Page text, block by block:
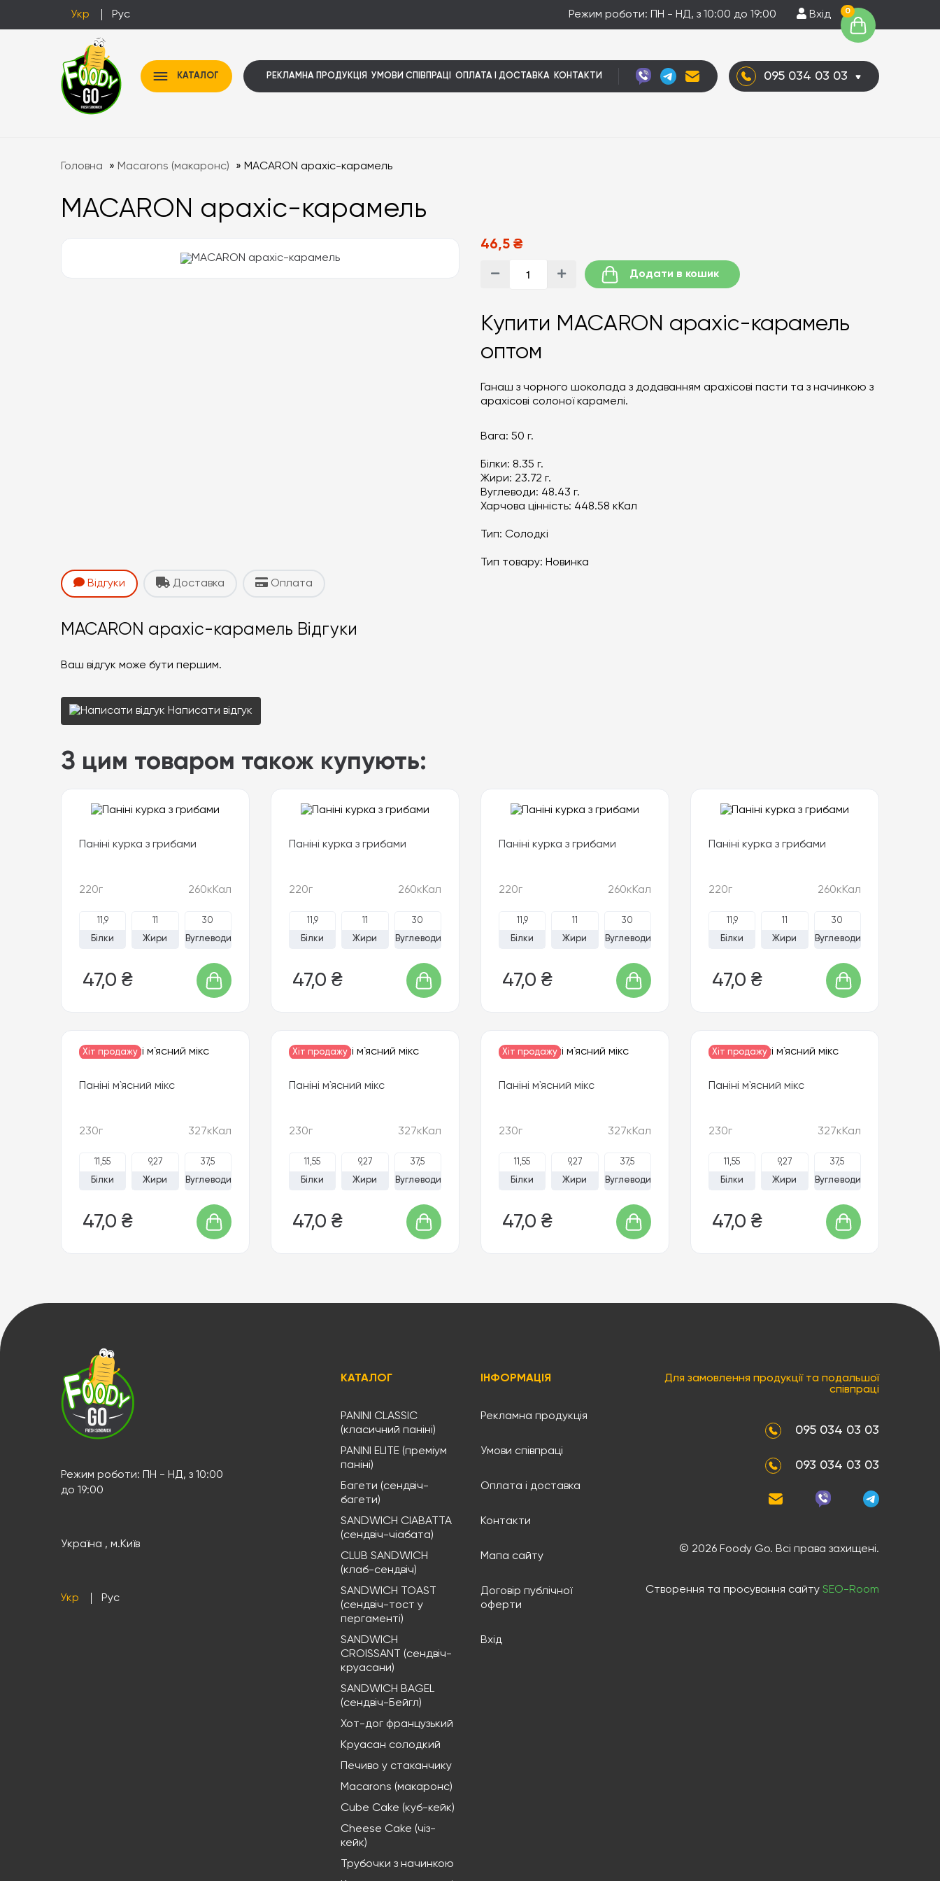
Укр Рус Режим роботи: ПН - НД, з 10:00 до 19:00 Вхід 0
КАТАЛОГ РЕКЛАМНА ПРОДУКЦІЯ УМОВИ СПІВПРАЦІ ОПЛАТА І ДОСТАВКА КОНТАКТИ 095 034 03 03
Головна » Macarons (макаронс) » MACARON арахіс-карамель
MACARON арахіс-карамель
46,5 ₴
Додати в кошик
Купити MACARON арахіс-карамель
оптом
Ганаш з чорного шоколада з додаванням арахісові пасти та з начинкою з
арахісові солоної карамелі.
Вага: 50 г.
Білки: 8.35 г.
Жири: 23.72 г.
Вуглеводи: 48.43 г.
Харчова цінність: 448.58 кКал
Тип: Солодкі
Тип товару: Новинка
Відгуки
Доставка Оплата
MACARON арахіс-карамель Відгуки
Ваш відгук може бути першим.
Написати відгук
З цим товаром також купують:
Паніні курка з грибами
220г 260кКал
11,9
Білки
11
Жири
30
Вуглеводи
47,0 ₴
Паніні курка з грибами
220г 260кКал
11,9
Білки
11
Жири
30
Вуглеводи
47,0 ₴
Паніні курка з грибами
220г 260кКал
11,9
Білки
11
Жири
30
Вуглеводи
47,0 ₴
Паніні курка з грибами
220г 260кКал
11,9
Білки
11
Жири
30
Вуглеводи
47,0 ₴
Хіт продажу
Паніні м`ясний мікс
230г 327кКал
11,55
Білки
9,27
Жири
37,5
Вуглеводи
47,0 ₴
Хіт продажу
Паніні м`ясний мікс
230г 327кКал
11,55
Білки
9,27
Жири
37,5
Вуглеводи
47,0 ₴
Хіт продажу
Паніні м`ясний мікс
230г 327кКал
11,55
Білки
9,27
Жири
37,5
Вуглеводи
47,0 ₴
Хіт продажу
Паніні м`ясний мікс
230г 327кКал
11,55
Білки
9,27
Жири
37,5
Вуглеводи
47,0 ₴
Режим роботи: ПН - НД, з 10:00
до 19:00
Україна , м.Київ
Укр Рус
КАТАЛОГ
PANINI CLASSIC
(класичний паніні)
PANINI ELITE (преміум
паніні)
Багети (сендвіч-
багети)
SANDWICH CIABATTA
(сендвіч-чіабата)
CLUB SANDWICH
(клаб-сендвіч)
SANDWICH TOAST
(сендвіч-тост у
пергаменті)
SANDWICH
CROISSANT (сендвіч-
круасани)
SANDWICH BAGEL
(сендвіч-Бейгл)
Хот-дог французький
Круасан солодкий
Печиво у стаканчику
Macarons (макаронс)
Cube Cake (куб-кейк)
Cheese Cake (чіз-
кейк)
Трубочки з начинкою
ІНФОРМАЦІЯ
Рекламна продукція
Умови співпраці
Оплата і доставка
Контакти
Мапа сайту
Договір публічної
оферти
Вхід
Для замовлення продукції та подальшої
співпраці
095 034 03 03
093 034 03 03
© 2026 Foody Go. Всі права захищені.
Створення та просування сайту SEO-Room